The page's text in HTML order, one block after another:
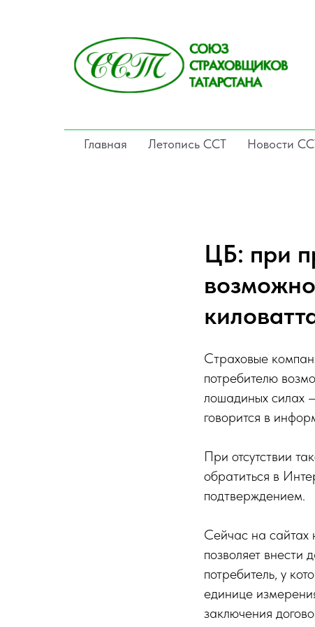
Главная Летопись ССТ Новости
ЦБ: при
Страховые
потребителю
лошадиных силах
говорится в
При отсутствии
обратиться в
подтверждением.
Сейчас на сайтах
позволяет внести
потребитель, у
единице
заключения